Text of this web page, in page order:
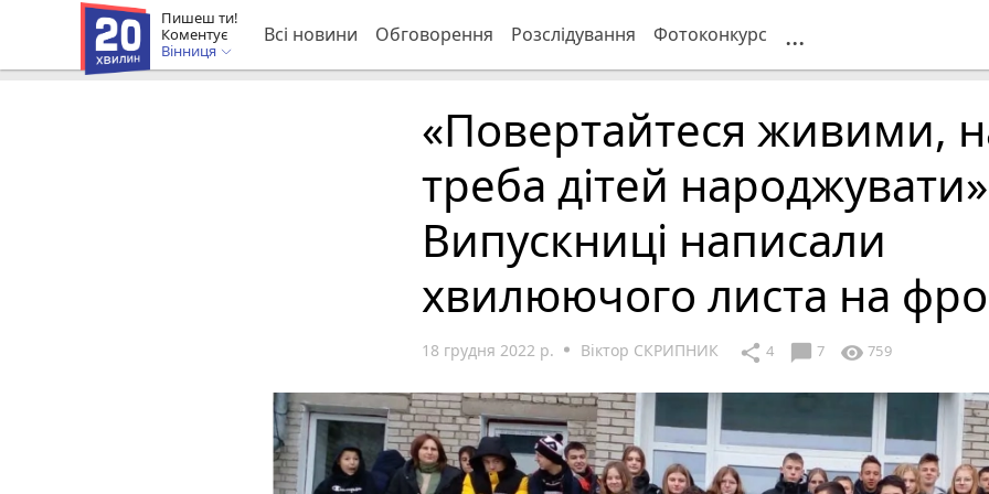
Пишеш ти!
Коментує
Вінниця
Всі новини Обговорення Розслідування Фотоконкурс ...
«Повертайтеся живими,
треба дітей
Випускниці написали
хвилюючого листа на
18 грудня 2022 р. Віктор СКРИПНИК share 4 chat_bubble 7 visibility 759